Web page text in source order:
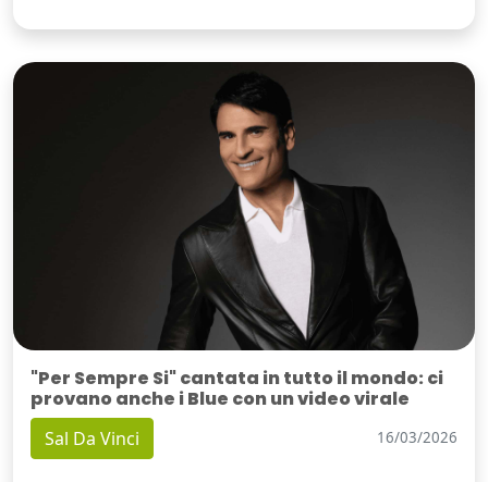
"Per Sempre Si" cantata in tutto il mondo: ci
provano anche i Blue con un video virale
Sal Da Vinci 16/03/2026